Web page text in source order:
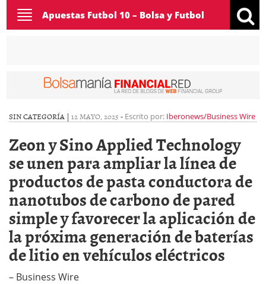
Toggle
navigation
Apuestas Futbol 10 – Bolsa y Futbol
SIN CATEGORÍA | 12 MAYO, 2025 - Escrito por: Iberonews/Business Wire
Zeon y Sino Applied Technology
se unen para ampliar la línea de
productos de pasta conductora de
nanotubos de carbono de pared
simple y favorecer la aplicación de
la próxima generación de baterías
de litio en vehículos eléctricos
– Business Wire